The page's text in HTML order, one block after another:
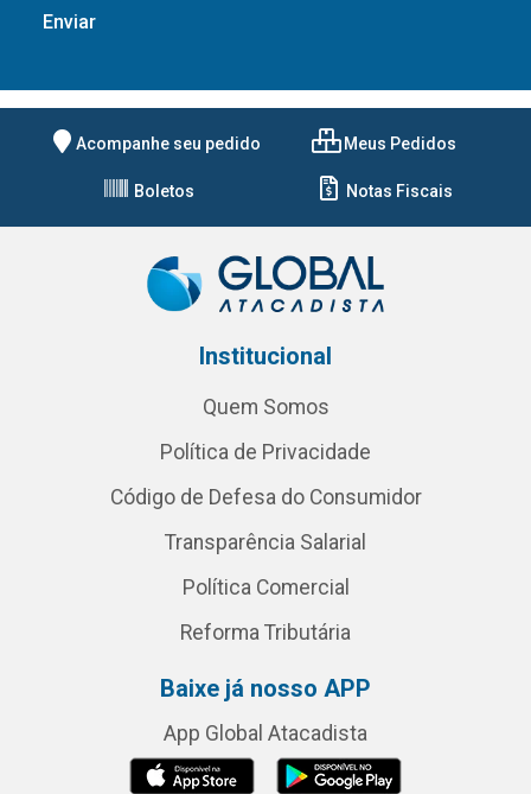
Acompanhe seu pedido Meus Pedidos
Boletos Notas Fiscais
Institucional
Quem Somos
Política de Privacidade
Código de Defesa do Consumidor
Transparência Salarial
Política Comercial
Reforma Tributária
Baixe já nosso APP
App Global Atacadista